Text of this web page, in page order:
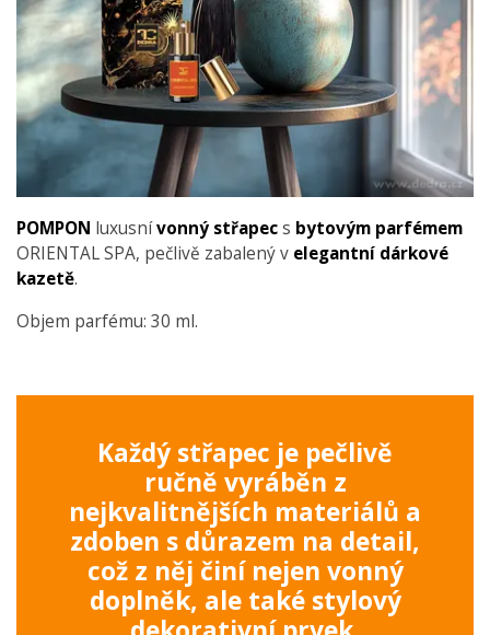
POMPON luxusnívonný střapecs bytovým parfémem
ORIENTAL SPA, pečlivě zabalený v elegantní dárkové
kazetě.
Objem parfému: 30 ml.
Každý střapec je pečlivě
ručně vyráběn z
nejkvalitnějších materiálů a
zdoben s důrazem na detail,
což z něj činí nejen vonný
doplněk, ale také stylový